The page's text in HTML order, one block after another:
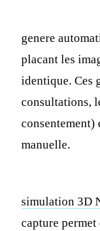
genere
placant les
identique. Ces
consultations,
consentement)
manuelle.
simulation 3D
capture permet